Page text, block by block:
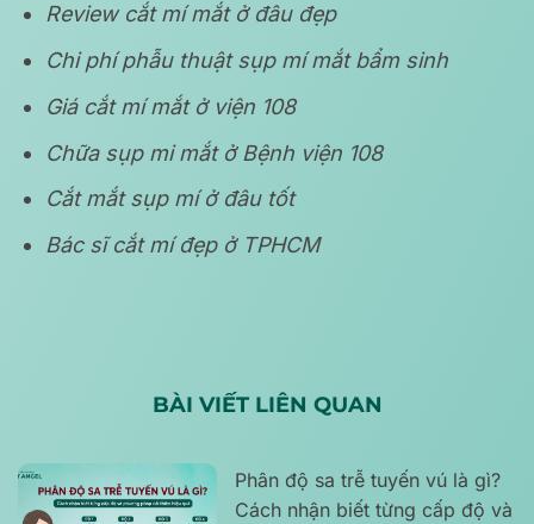
Review cắt mí mắt ở đâu đẹp
Chi phí phẫu thuật sụp mí mắt bẩm sinh
Giá cắt mí mắt ở viện 108
Chữa sụp mi mắt ở Bệnh viện 108
Cắt mắt sụp mí ở đâu tốt
Bác sĩ cắt mí đẹp ở TPHCM
BÀI VIẾT LIÊN QUAN
Phân độ sa trễ tuyến vú là gì?
Cách nhận biết từng cấp độ và